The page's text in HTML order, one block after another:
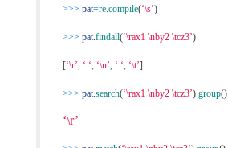
>>> pat=re.compile(‘\s’)
>>> pat.findall(‘\rax1 \nby2 \tcz3’)
[‘\r’, ‘ ‘, ‘\n’, ‘ ‘, ‘\t’]
>>> pat.search(‘\rax1 \nby2 \tcz3’).group()
‘\r’